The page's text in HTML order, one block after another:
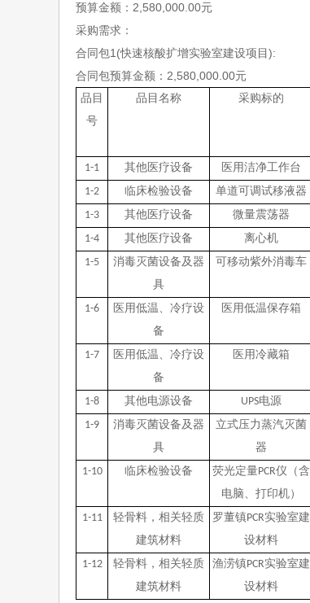
预算金额： 2,580,000.00元
采购需求：
合同包1(快速核酸扩增实验室建设项目):
合同包预算金额： 2,580,000.00元
品目
号
品目名称 采购标的
1-1 其他医疗设备 医用洁净工作台
1-2
临床检验设备 单道可调试移液器
1-3
其他医疗设备 微量震荡器
1-4
其他医疗设备 离心机
1-5
消毒灭菌设备及器
具
可移动紫外消毒车
1-6
医用低温、冷疗设
备
医用低温保存箱
1-7
医用低温、冷疗设
备
医用冷藏箱
1-8 其他电源设备 UPS电源
1-9
消毒灭菌设备及器
具
立式压力蒸汽灭菌
器
1-10 临床检验设备 荧光定量PCR仪（含
电脑、打印机）
1-11
轻骨料，相关轻质
建筑材料
罗董镇PCR实验室建
设材料
1-12
轻骨料，相关轻质
建筑材料
渔涝镇PCR实验室建
设材料